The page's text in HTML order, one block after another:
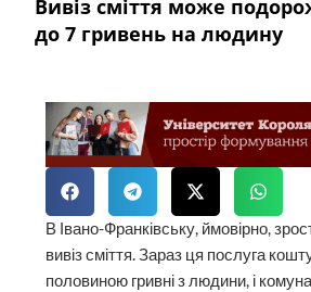
Вивіз сміття може
до 7 гривень на людину
В Івано-Франківську, ймовірно,
вивіз сміття. Зараз ця послуга
половиною гривні з людини, і